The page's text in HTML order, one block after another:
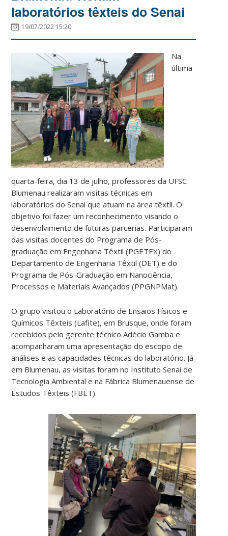
laboratórios têxteis do Senai
19/07/2022 15:20
Na
última
quarta-feira, dia 13 de julho, professores da UFSC
Blumenau realizaram visitas técnicas em
laboratórios do Senai que atuam na área têxtil. O
objetivo foi fazer um reconhecimento visando o
desenvolvimento de futuras parcerias. Participaram
das visitas docentes do Programa de Pós-
graduação em Engenharia Têxtil (PGETEX) do
Departamento de Engenharia Têxtil (DET) e do
Programa de Pós-Graduação em Nanociência,
Processos e Materiais Avançados (PPGNPMat).
O grupo visitou o Laboratório de Ensaios Físicos e
Químicos Têxteis (Lafite), em Brusque, onde foram
recebidos pelo gerente técnico Adécio Gamba e
acompanharam uma apresentação do escopo de
análises e as capacidades técnicas do laboratório. Já
em Blumenau, as visitas foram no Instituto Senai de
Tecnologia Ambiental e na Fábrica Blumenauense de
Estudos Têxteis (FBET).